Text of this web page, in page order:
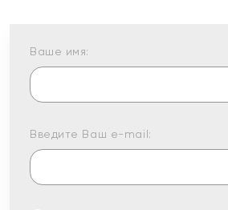
Ваше имя:
Введите Ваш e-mail: